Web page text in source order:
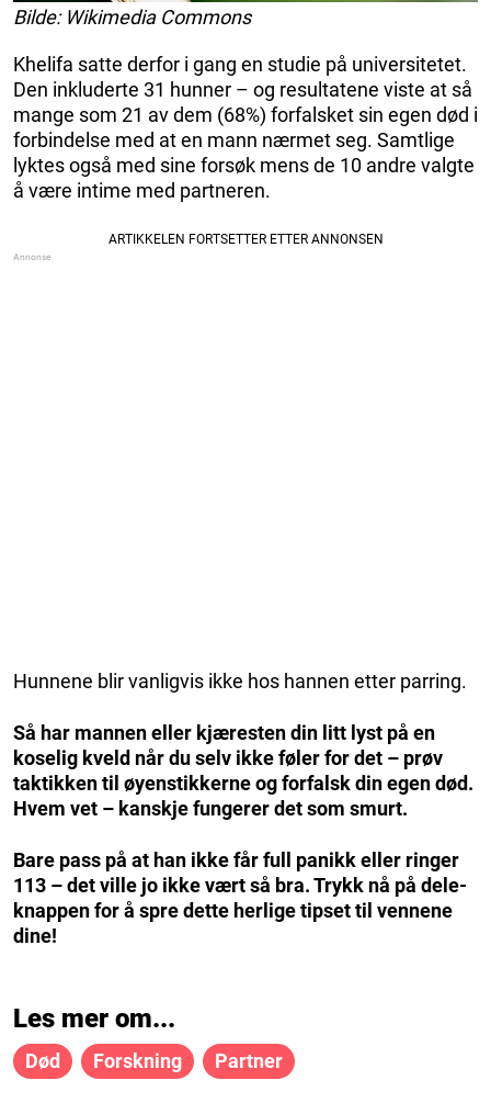
Bilde: Wikimedia Commons
Khelifa satte derfor i gang en studie på universitetet.
Den inkluderte 31 hunner – og resultatene viste at så
mange som 21 av dem (68%) forfalsket sin egen død i
forbindelse med at en mann nærmet seg. Samtlige
lyktes også med sine forsøk mens de 10 andre valgte
å være intime med partneren.
Hunnene blir vanligvis ikke hos hannen etter parring.
Så har mannen eller kjæresten din litt lyst på en
koselig kveld når du selv ikke føler for det – prøv
taktikken til øyenstikkerne og forfalsk din egen død.
Hvem vet – kanskje fungerer det som smurt.
Bare pass på at han ikke får full panikk eller ringer
113 – det ville jo ikke vært så bra. Trykk nå på dele-
knappen for å spre dette herlige tipset til vennene
dine!
Les mer om...
Død Forskning Partner